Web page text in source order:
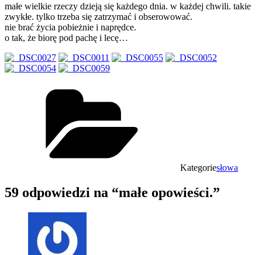
małe wielkie rzeczy dzieją się każdego dnia. w każdej chwili. takie
zwykłe. tylko trzeba się zatrzymać i obserowować.
nie brać życia pobieżnie i naprędce.
o tak, że biorę pod pachę i lecę…
Kategoriesłowa
59 odpowiedzi na “małe opowieści.”